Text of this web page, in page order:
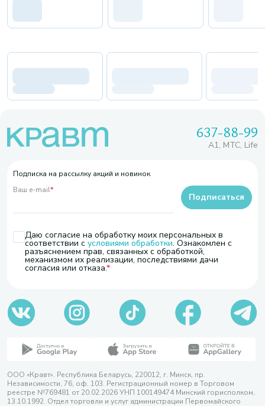
637-88-99
A1, МТС, Life
Подписка на рассылку акций и новинок
Ваш e-mail*
Даю согласие на обработку моих персональных в
соответствии с условиями обработки. Ознакомлен с
разъяснением прав, связанных с обработкой,
механизмом их реализации, последствиями дачи
согласия или отказа.
Подписаться
ООО «Кравт». Республика Беларусь, 220012, г. Минск, пр.
Независимости, 76, оф. 103. Регистрационный номер в Торговом
реестре №769481 от 20.02.2026 УНП 100149474 Минский горисполком,
13.10.1992. Отдел торговли и услуг администрации Первомайского